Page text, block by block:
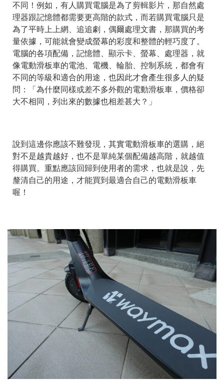
不同！例如，有人購買電腦是為了剪輯影片，那自然處
理器跟記憶體都需要更高階的款式，而若購買電腦只是
為了平時上上網、追追劇，偶爾處理文書，那購買的考
量依據，可能就會變成螢幕的彩度和整體的輕巧度了。
電腦的各項配備，記憶體、顯示卡、螢幕、處理器，就
像電動滑板車的電池、電機、輪胎、控制系統，都會有
不同的等級和適合的用途，也因此才會產生很多人的疑
問：「為什麼同樣或差不多外觀的電動滑板車，價格卻
大不相同，列出來的數據也相差甚大？」
說到這邊你應該不難發現，其實電動滑板車的選購，絕
對不是越貴越好，也不是單純某個配備越高階，就越值
得購買。重點應該回歸到使用者的需求，也就是說，先
釐清自己的用途，才能買到最適合自己的電動滑板車
喔！